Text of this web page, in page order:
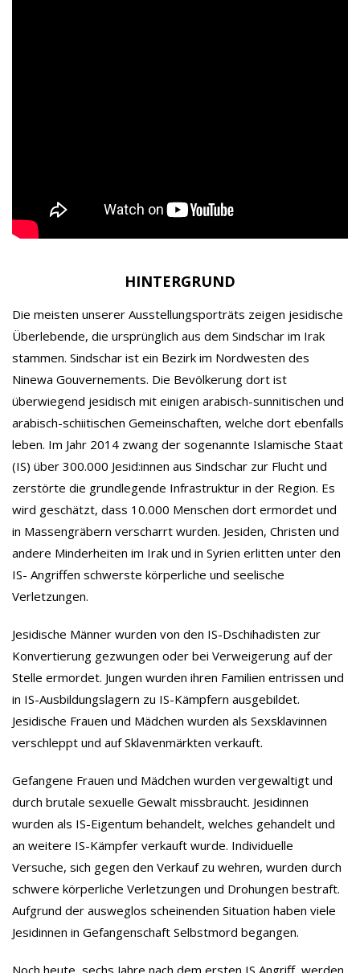
HINTERGRUND
Die meisten unserer Ausstellungsporträts zeigen jesidische
Überlebende, die ursprünglich aus dem Sindschar im Irak
stammen. Sindschar ist ein Bezirk im Nordwesten des
Ninewa Gouvernements. Die Bevölkerung dort ist
überwiegend jesidisch mit einigen arabisch-sunnitischen und
arabisch-schiitischen Gemeinschaften, welche dort ebenfalls
leben. Im Jahr 2014 zwang der sogenannte Islamische Staat
(IS) über 300.000 Jesid:innen aus Sindschar zur Flucht und
zerstörte die grundlegende Infrastruktur in der Region. Es
wird geschätzt, dass 10.000 Menschen dort ermordet und
in Massengräbern verscharrt wurden. Jesiden, Christen und
andere Minderheiten im Irak und in Syrien erlitten unter den
IS- Angriffen schwerste körperliche und seelische
Verletzungen.
Jesidische Männer wurden von den IS-Dschihadisten zur
Konvertierung gezwungen oder bei Verweigerung auf der
Stelle ermordet. Jungen wurden ihren Familien entrissen und
in IS-Ausbildungslagern zu IS-Kämpfern ausgebildet.
Jesidische Frauen und Mädchen wurden als Sexsklavinnen
verschleppt und auf Sklavenmärkten verkauft.
Gefangene Frauen und Mädchen wurden vergewaltigt und
durch brutale sexuelle Gewalt missbraucht. Jesidinnen
wurden als IS-Eigentum behandelt, welches gehandelt und
an weitere IS-Kämpfer verkauft wurde. Individuelle
Versuche, sich gegen den Verkauf zu wehren, wurden durch
schwere körperliche Verletzungen und Drohungen bestraft.
Aufgrund der ausweglos scheinenden Situation haben viele
Jesidinnen in Gefangenschaft Selbstmord begangen.